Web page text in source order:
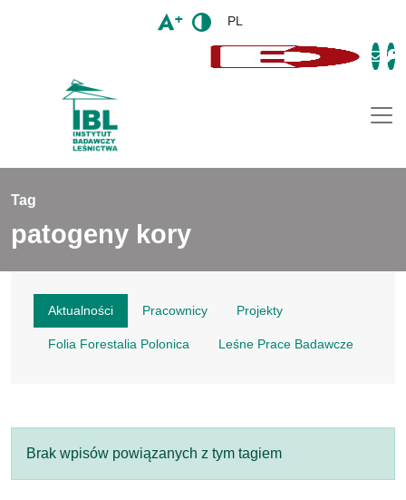
PL
Tag
patogeny kory
Aktualności Pracownicy Projekty
Folia Forestalia Polonica Leśne Prace Badawcze
Brak wpisów powiązanych z tym tagiem